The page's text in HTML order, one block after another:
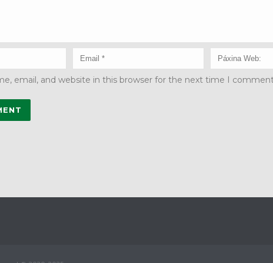
email, and website in this browser for the next time I